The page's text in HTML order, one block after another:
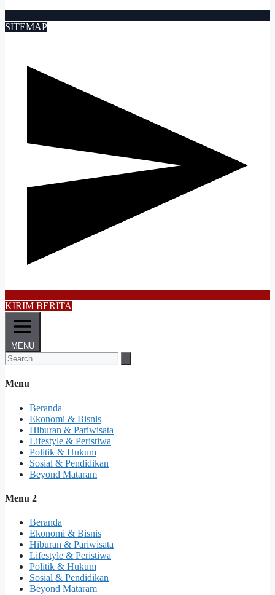
SITEMAP
KIRIM BERITA
MENU
Menu
Beranda
Ekonomi & Bisnis
Hiburan & Pariwisata
Lifestyle & Peristiwa
Politik & Hukum
Sosial & Pendidikan
Beyond Mataram
Menu 2
Beranda
Ekonomi & Bisnis
Hiburan & Pariwisata
Lifestyle & Peristiwa
Politik & Hukum
Sosial & Pendidikan
Beyond Mataram